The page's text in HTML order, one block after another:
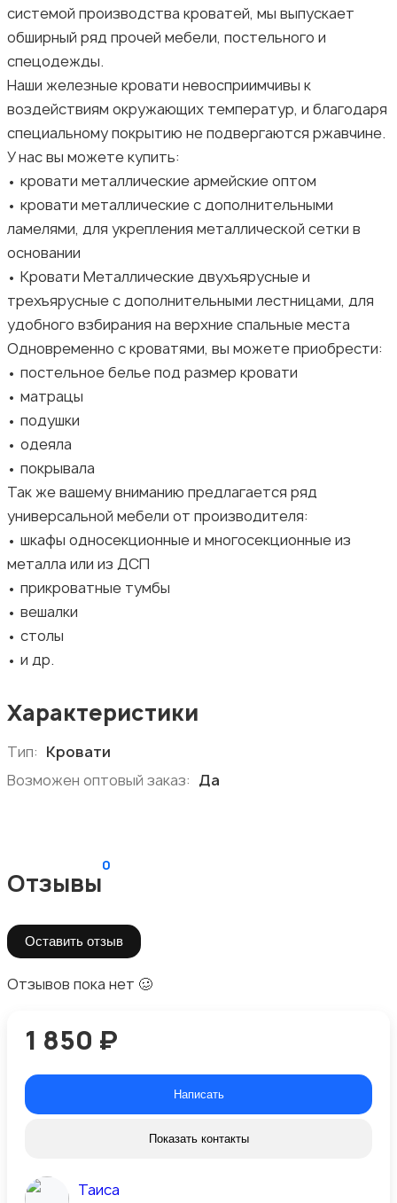
системой производства кроватей, мы выпускает
обширный ряд прочей мебели, постельного и
спецодежды.
Наши железные кровати невосприимчивы к
воздействиям окружающих температур, и благодаря
специальному покрытию не подвергаются ржавчине.
У нас вы можете купить:
• кровати металлические армейские оптом
• кровати металлические с дополнительными
ламелями, для укрепления металлической сетки в
основании
• Кровати Металлические двухъярусные и
трехъярусные с дополнительными лестницами, для
удобного взбирания на верхние спальные места
Одновременно с кроватями, вы можете приобрести:
• постельное белье под размер кровати
• матрацы
• подушки
• одеяла
• покрывала
Так же вашему вниманию предлагается ряд
универсальной мебели от производителя:
• шкафы односекционные и многосекционные из
металла или из ДСП
• прикроватные тумбы
• вешалки
• столы
• и др.
Характеристики
Тип: Кровати
Возможен оптовый заказ: Да
Отзывы
0
Оставить отзыв
Отзывов пока нет 🥴
1 850 ₽
Написать
Показать контакты
Таиса